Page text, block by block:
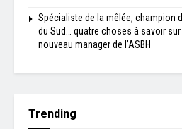
Spécialiste de la mêlée, champion
du Sud… quatre choses à savoir
nouveau manager de l’ASBH
Trending